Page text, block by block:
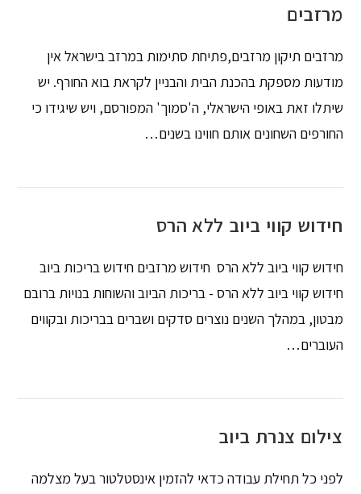
מרזבים
מרזבים תיקון מרזבים,פתיחת סתימות במרזב בישראל אין
מודעות מספקת בהכנת הבית והבניין לקראת בוא החורף. יש
שיתלו זאת באופי הישראלי, ה'סמוך' המפורסם, ויש שיגידו כי
החורפים השחונים אותם חווינו בשנים…
חידוש קווי ביוב ללא הרס
חידוש קווי ביוב ללא הרס חידוש מרזבים חידוש בריכות ביוב
חידוש קווי ביוב ללא הרס - בריכות הביוב והשוחות בנויות ברובם
מבטון, במהלך השנים נוצרים סדקים ושברים בבריכות ובקווים
העוברים…
צילום צנרת ביוב
לפני כל תחילת עבודה כדאי להזמין אינסטלטור בעל מצלמה